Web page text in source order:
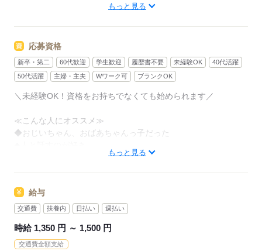
◆カラオケや、体操などのレクを楽しんだり
ご利用者さんに合わせた
接し方をすることが重要です。
仕事をしながら覚えていけます。
困ったこと、不安なことは
抱え込まずに何でも相談してくださいね。
その都度ご提案いたします。
いつでも相談してください。
応募する
もっと見る
応募資格
新卒・第二 60代歓迎 学生歓迎 履歴書不要 未経験OK
40代活躍
50代活躍
主婦・主夫 Wワーク可 ブランクOK
＼未経験OK！資格をお持ちでなくても始められます／
≪こんな人にオススメ≫
◆おじいちゃん、おばあちゃんっ子だった
◆自分の世界を広げてみたい
当社でお仕事を始めた方の約60％が未経験スタート！
"話を聞いてから決めたい"という方も歓迎いたします
もっと見る
給与
交通費 扶養内 日払い 週払い
時給 1,350 円 ～ 1,500 円
交通費全額支給